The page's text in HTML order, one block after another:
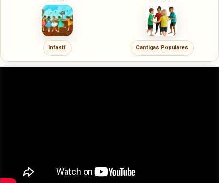
Infantil Cantigas Populares